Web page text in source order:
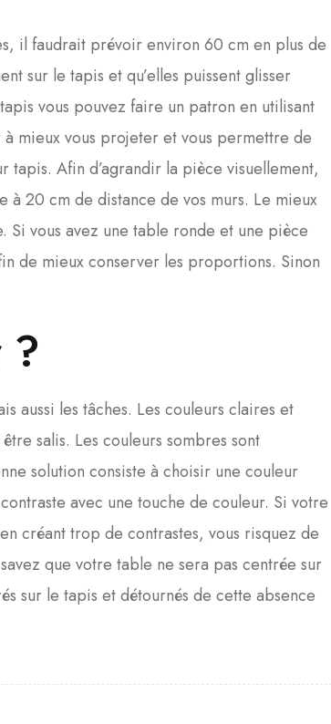
il faudrait prévoir environ 60 cm en plus de
sur le tapis et qu’elles puissent glisser
vous pouvez faire un patron en utilisant
mieux vous projeter et vous permettre de
tapis. Afin d’agrandir la pièce visuellement,
à 20 cm de distance de vos murs. Le mieux
Si vous avez une table ronde et une pièce
de mieux conserver les proportions. Sinon
?
aussi les tâches. Les couleurs claires et
salis. Les couleurs sombres sont
solution consiste à choisir une couleur
avec une touche de couleur. Si votre
créant trop de contrastes, vous risquez de
que votre table ne sera pas centrée sur
sur le tapis et détournés de cette absence